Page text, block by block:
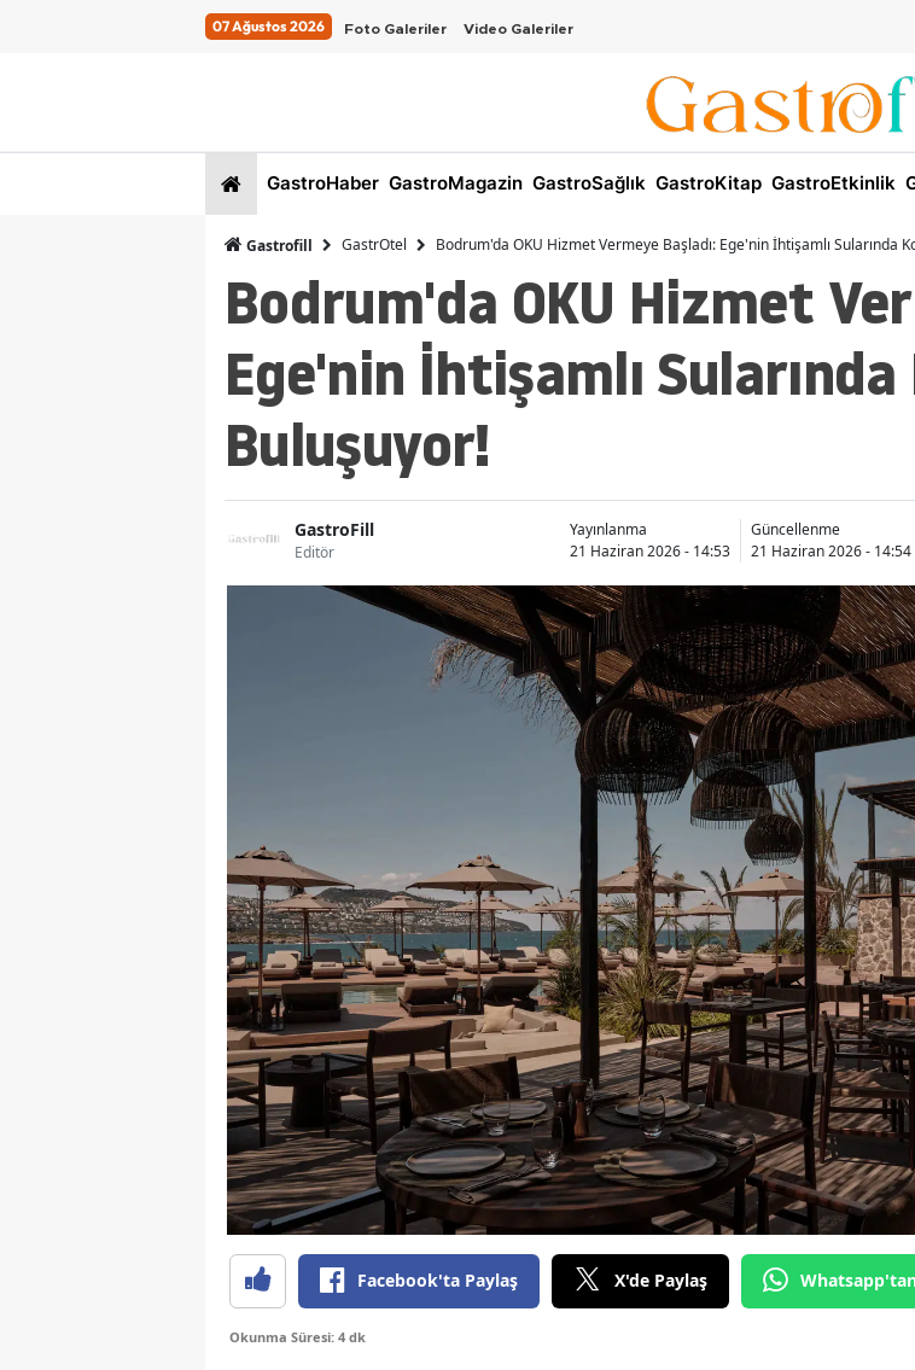
07 Ağustos 2026 Foto Galeriler Video Galeriler
GastroHaber GastroMagazin GastroSağlık GastroKitap GastroEtkinlik
Gastrofill GastrOtel Bodrum'da OKU Hizmet Vermeye Başladı: Ege'nin İhtişamlı Sularında
Bodrum'da OKU Hizmet
Ege'nin İhtişamlı
Buluşuyor!
GastroFill
Editör
Yayınlanma
21 Haziran 2026 - 14:53
Güncellenme
21 Haziran 2026 - 14:54
Facebook'ta Paylaş X'de Paylaş
Okunma Süresi: 4 dk